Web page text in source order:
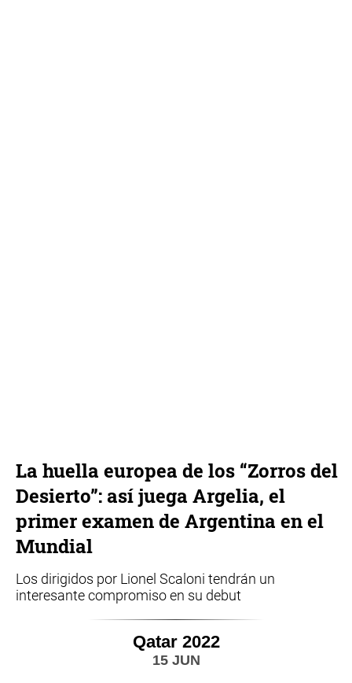
La huella europea de los “Zorros del
Desierto”: así juega Argelia, el
primer examen de Argentina en el
Mundial
Los dirigidos por Lionel Scaloni tendrán un
interesante compromiso en su debut
Qatar 2022
15 JUN